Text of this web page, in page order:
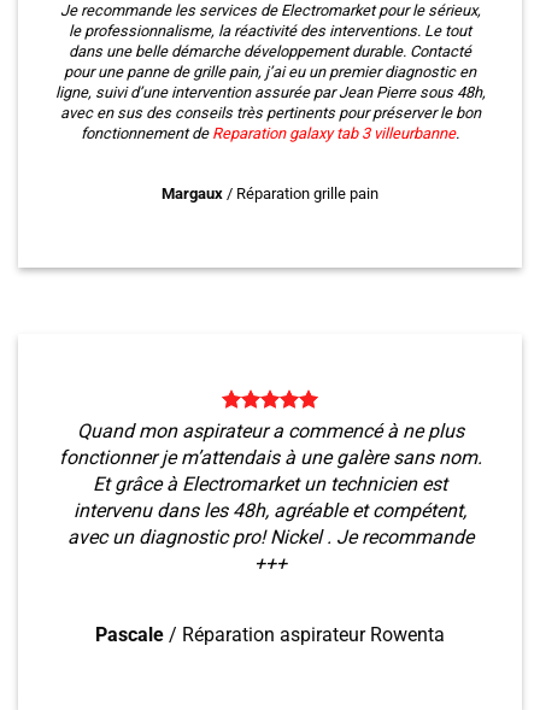
Je recommande les services de Electromarket pour le sérieux,
le professionnalisme, la réactivité des interventions. Le tout
dans une belle démarche développement durable. Contacté
pour une panne de grille pain, j’ai eu un premier diagnostic en
ligne, suivi d’une intervention assurée par Jean Pierre sous 48h,
avec en sus des conseils très pertinents pour préserver le bon
fonctionnement de Reparation galaxy tab 3 villeurbanne.
Margaux / Réparation grille pain
Quand mon aspirateur a commencé à ne plus
fonctionner je m’attendais à une galère sans nom.
Et grâce à Electromarket un technicien est
intervenu dans les 48h, agréable et compétent,
avec un diagnostic pro! Nickel . Je recommande
+++
Pascale / Réparation aspirateur Rowenta